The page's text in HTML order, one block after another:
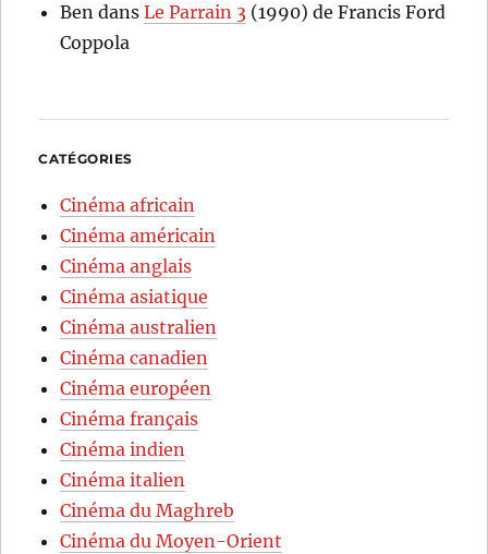
Ben dansLe Parrain 3 (1990) de Francis Ford
Coppola
CATÉGORIES
Cinéma africain
Cinéma américain
Cinéma anglais
Cinéma asiatique
Cinéma australien
Cinéma canadien
Cinéma européen
Cinéma français
Cinéma indien
Cinéma italien
Cinéma du Maghreb
Cinéma du Moyen-Orient